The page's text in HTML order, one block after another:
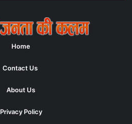
Home
Contact Us
About Us
Privacy Policy